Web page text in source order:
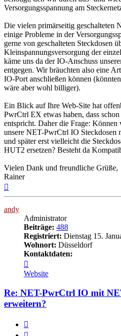
Versorgungsspannung am
Die vielen primärseitig geschalteten
einige Probleme in der
gerne von geschalteten Steckdosen
Kleinspannungsversorgung der
käme uns da der IO-Anschuss
entgegen. Wir bräuchten also eine
IO-Port anschließen können
wäre aber wohl billiger).
Ein Blick auf Ihre Web-Site hat
PwrCtrl EX etwas haben, dass
entspricht. Daher die Frage:
unsere NET-PwrCtrl IO
und später erst vielleicht die
HUT2 ersetzen? Besteht da
Vielen Dank und freundliche Grüße,
Rainer
andy
Administrator
Beiträge: 488
Registriert: Dienstag 15.
Wohnort: Düsseldorf
Kontaktdaten:
von
andy
Website
Re: NET-PwrCtrl IO mit
erweitern?